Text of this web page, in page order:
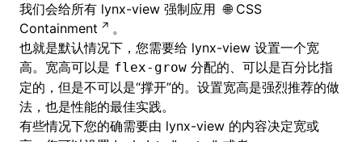
我们会给所有 lynx-view 强制应用
CSS
Containment
。
也就是默认情况下，您需要给 lynx-view 设置一个宽
高。宽高可以是 flex-grow 分配的、可以是百分比指
定的，但是不可以是“撑开”的。设置宽高是强烈推荐的做
法，也是性能的最佳实践。
有些情况下您的确需要由 lynx-view 的内容决定宽或